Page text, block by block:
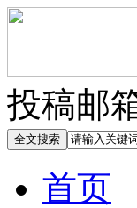
投稿邮
首页